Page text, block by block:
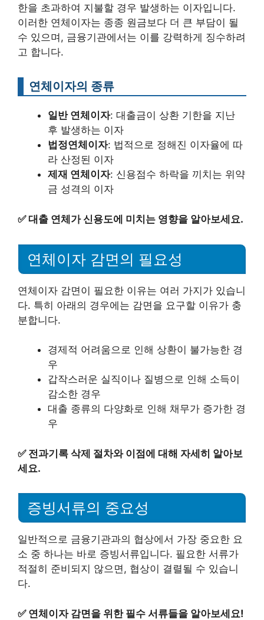
한을 초과하여 지불할 경우 발생하는 이자입니다.
이러한 연체이자는 종종 원금보다 더 큰 부담이 될
수 있으며, 금융기관에서는 이를 강력하게 징수하려
고 합니다.
연체이자의 종류
일반 연체이자: 대출금이 상환 기한을 지난
후 발생하는 이자
법정연체이자: 법적으로 정해진 이자율에 따
라 산정된 이자
제재 연체이자: 신용점수 하락을 끼치는 위약
금 성격의 이자
✅대출 연체가 신용도에 미치는 영향을 알아보세요.
연체이자 감면의 필요성
연체이자 감면이 필요한 이유는 여러 가지가 있습니
다. 특히 아래의 경우에는 감면을 요구할 이유가 충
분합니다.
경제적 어려움으로 인해 상환이 불가능한 경
우
갑작스러운 실직이나 질병으로 인해 소득이
감소한 경우
대출 종류의 다양화로 인해 채무가 증가한 경
우
✅ 전과기록 삭제 절차와 이점에 대해 자세히 알아보
세요.
증빙서류의 중요성
일반적으로 금융기관과의 협상에서 가장 중요한 요
소 중 하나는 바로 증빙서류입니다. 필요한 서류가
적절히 준비되지 않으면, 협상이 결렬될 수 있습니
다.
✅ 연체이자 감면을 위한 필수 서류들을 알아보세요!